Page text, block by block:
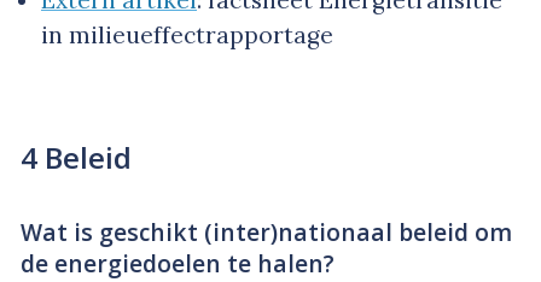
in milieueffectrapportage
4 Beleid
Wat is geschikt (inter)nationaal beleid om
de energiedoelen te halen?